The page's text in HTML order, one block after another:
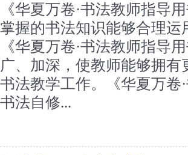
《华夏万卷·书法教师指导
掌握的书法知识能够合理
《华夏万卷·书法教师指导
广、加深，使教师能够拥
书法教学工作。《华夏万卷
书法自修...